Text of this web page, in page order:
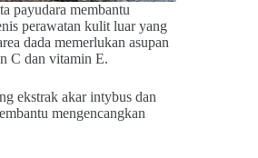
payudara membantu
perawatan kulit luar yang
dada memerlukan asupan
C dan vitamin E.
ekstrak akar intybus dan
mengencangkan